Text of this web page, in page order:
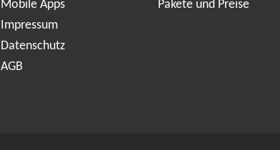
Mobile Apps
Impressum
Datenschutz
AGB
Pakete und Preise